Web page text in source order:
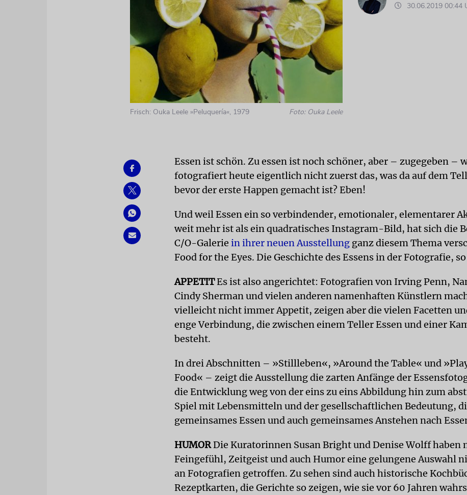
Frisch: Ouka Leele »Peluquería«, 1979 Foto: Ouka Leele
30.06.2019 00:44
Essen ist schön. Zu essen ist noch schöner, aber – zugegeben –
fotografiert heute eigentlich nicht zuerst das, was da auf dem
bevor der erste Happen gemacht ist? Eben!
Und weil Essen ein so verbindender, emotionaler, elementarer
weit mehr ist als ein quadratisches Instagram-Bild, hat sich die
C/O-Galerie in ihrer neuen Ausstellung ganz diesem Thema
Food for the Eyes. Die Geschichte des Essens in der Fotografie,
APPETITEs ist also angerichtet: Fotografien von Irving Penn,
Cindy Sherman und vielen anderen namenhaften Künstlern
vielleicht nicht immer Appetit, zeigen aber die vielen Facetten
enge Verbindung, die zwischen einem Teller Essen und einer
besteht.
In drei Abschnitten – »Stillleben«, »Around the Table« und
Food« – zeigt die Ausstellung die zarten Anfänge der
die Entwicklung weg von der eins zu eins Abbildung hin zum
Spiel mit Lebensmitteln und der gesellschaftlichen Bedeutung,
gemeinsames Essen und auch gemeinsames Anstehen nach
HUMORDie Kuratorinnen Susan Bright und Denise Wolff haben
Feingefühl, Zeitgeist und auch Humor eine gelungene Auswahl
an Fotografien getroffen. Zu sehen sind auch historische
Rezeptkarten, die Gerichte so zeigen, wie sie vor 60 Jahren